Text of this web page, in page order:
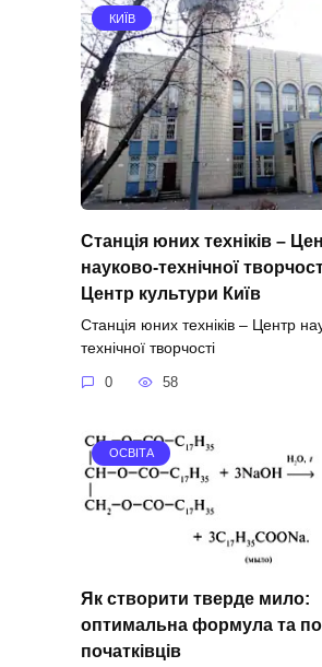
КИЇВ
Станція юних техніків –
науково-технічної
Центр культури Київ
Станція юних техніків – Центр
технічної творчості
0 58
ОСВІТА
Як створити тверде мило:
оптимальна формула та
початківців